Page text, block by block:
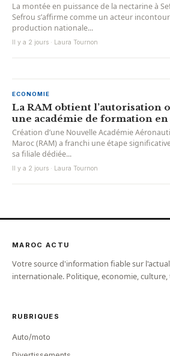
La montée en puissance de la nectarine à
Sefrou s’affirme comme un acteur
production nationale...
Il y a 2 jours · Laura Tournon
ECONOMIE
La RAM obtient l’autorisation
une académie de formation
Création d’une Nouvelle Académie
Maroc (RAM) a franchi une étape
sa filiale dédiée...
Il y a 2 jours · Laura Tournon
MAROC ACTU
Votre source d'information fiable sur
internationale. Politique, economie, culture,
RUBRIQUES
Auto/moto